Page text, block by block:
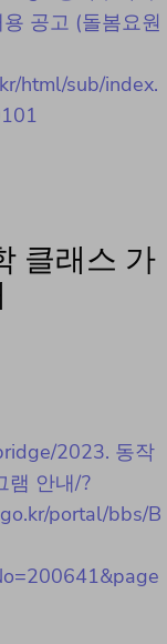
공고 (돌봄요원
html/sub/index.
클래스 가
2023. 동작
램 안내/?
portal/bbs/B